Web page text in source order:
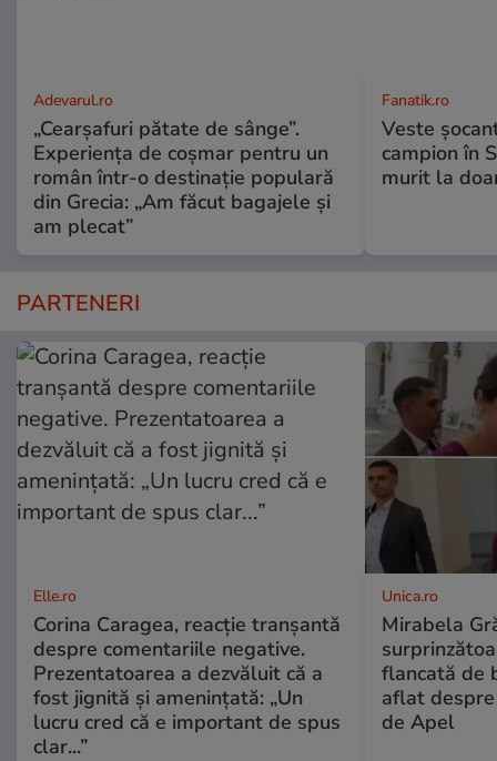
Adevarul.ro
„Cearșafuri pătate de sânge”.
Experiența de coșmar pentru un
român într-o destinație populară
din Grecia: „Am făcut bagajele și
am plecat”
Fanatik.ro
Veste
campion în
murit la
PARTENERI
Elle.ro
Corina Caragea, reacție tranșantă
despre comentariile negative.
Prezentatoarea a dezvăluit că a
fost jignită și amenințată: „Un
lucru cred că e important de spus
clar...”
Unica.ro
Mirabela
flancată de
aflat
de Apel